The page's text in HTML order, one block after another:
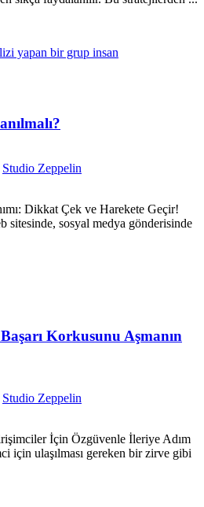
Studio Zeppelin
Dikkat Çek ve Harekete Geçir!
sosyal medya gönderisinde
Korkusunu Aşmanın
Studio Zeppelin
İçin Özgüvenle İleriye Adım
için ulaşılması gereken bir zirve gibi